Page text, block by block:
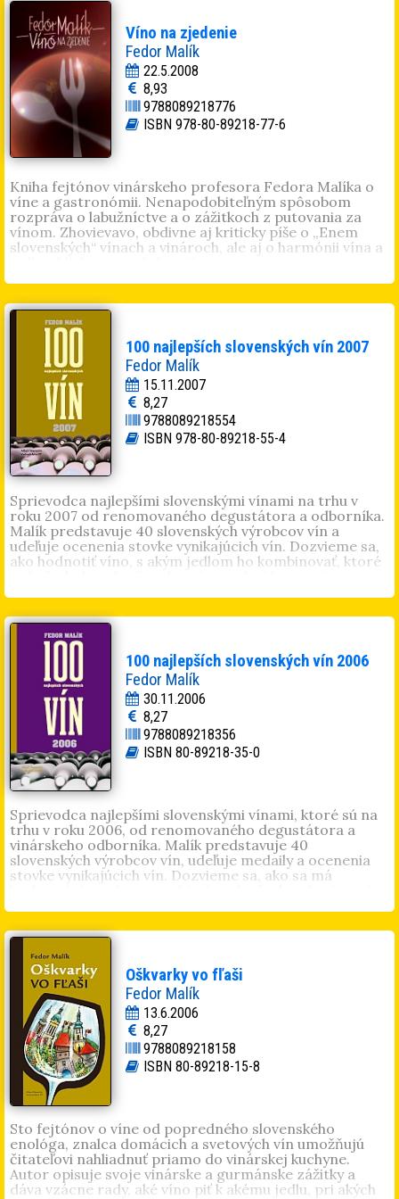
slovenských vín je ročenka, bez ktorej sa v bohatej
ponuke našich vín dá už len ťažko orientovať.
Víno na zjedenie
Fedor Malík
22.5.2008
8,93
9788089218776
ISBN 978-80-89218-77-6
Kniha fejtónov vinárskeho profesora Fedora Malíka o
víne a gastronómii. Nenapodobiteľným spôsobom
rozpráva o labužníctve a o zážitkoch z putovania za
vínom. Zhovievavo, obdivne aj kriticky píše o „Enem
slovenských“ vínach a vinároch, ale aj o harmónii vína a
100 najlepších slovenských vín 2007
Fedor Malík
15.11.2007
8,27
9788089218554
ISBN 978-80-89218-55-4
Sprievodca najlepšími slovenskými vínami na trhu v
roku 2007 od renomovaného degustátora a odborníka.
Malík predstavuje 40 slovenských výrobcov vín a
udeľuje ocenenia stovke vynikajúcich vín. Dozvieme sa,
ako hodnotiť víno, s akým jedlom ho kombinovať, ktoré
100 najlepších slovenských vín 2006
Fedor Malík
30.11.2006
8,27
9788089218356
ISBN 80-89218-35-0
Sprievodca najlepšími slovenskými vínami, ktoré sú na
trhu v roku 2006, od renomovaného degustátora a
vinárskeho odborníka. Malík predstavuje 40
slovenských výrobcov vín, udeľuje medaily a ocenenia
stovke vynikajúcich vín. Dozvieme sa, ako sa má
vín na našom trhu dá dnes už len ťažko orientovať.
Oškvarky vo fľaši
Fedor Malík
13.6.2006
8,27
9788089218158
ISBN 80-89218-15-8
Sto fejtónov o víne od popredného slovenského
enológa, znalca domácich a svetových vín umožňujú
čitateľovi nahliadnuť priamo do vinárskej kuchyne.
Autor opisuje svoje vinárske a gurmánske zážitky a
dáva vzácne rady, aké víno piť k akému jedlu, pri akých